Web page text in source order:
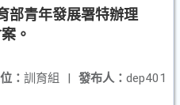
部青年發展署特辦理
。
發布人： dep401
： 訓育組 |